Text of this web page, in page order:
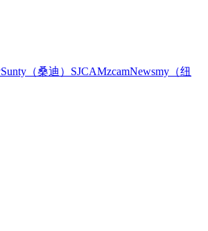
Sunty（桑迪） SJCAMzcamNewsmy（纽